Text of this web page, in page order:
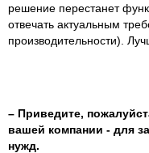
решение перестанет
отвечать актуальным
производительности).
– Приведите,
вашей компании - для
нужд.